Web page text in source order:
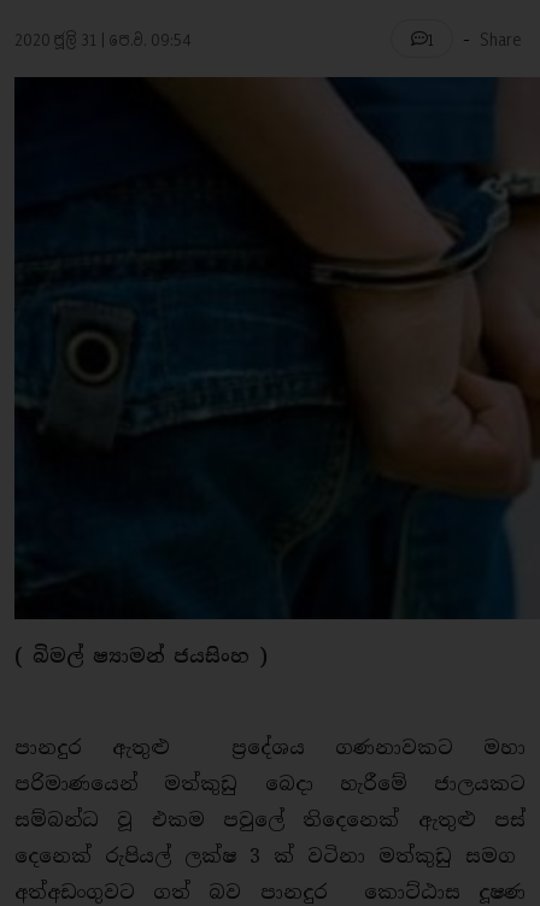
2020 ජූලි 31 | පෙ.ව. 09:54 1 - Share
( බිමල් ෂ්‍යාමන් ජයසිංහ )
පානදුර ඇතුළු ප්‍රදේශය ගණනාවකට මහා
පරිමාණයෙන් මත්කුඩු බෙදා හැරීමේ ජාලයකට
සම්බන්ධ වූ එකම පවුලේ තිදෙනෙක් ඇතුළු පස්
දෙනෙක් රුපියල් ලක්ෂ 3 ක් වටිනා මත්කුඩු සමග
අත්අඩංගුවට ගත් බව පානදුර කොට්ඨාස දූෂණ